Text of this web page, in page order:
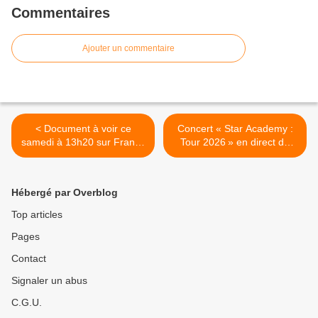
Commentaires
Ajouter un commentaire
< Document à voir ce
samedi à 13h20 sur France
2 : Une maison partagée.
Concert « Star Academy :
Tour 2026 » en direct de
Toulon ce samedi soir sur
Hébergé par Overblog
Top articles
Pages
Contact
Signaler un abus
C.G.U.